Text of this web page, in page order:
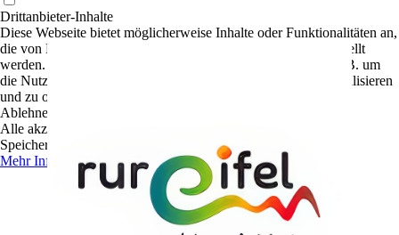
Drittanbieter-Inhalte
Diese Webseite bietet möglicherweise Inhalte oder Funktionalitäten an,
die von Drittanbietern eigenverantwortlich zur Verfügung gestellt
werden. Diese Drittanbieter können eigene Cookies setzen, z.B. um
die Nutzeraktivität zu verfolgen oder ihre Angebote zu personalisieren
und zu optimieren.
Ablehnen
Alle akzeptieren
Speichern
Mehr Informationen